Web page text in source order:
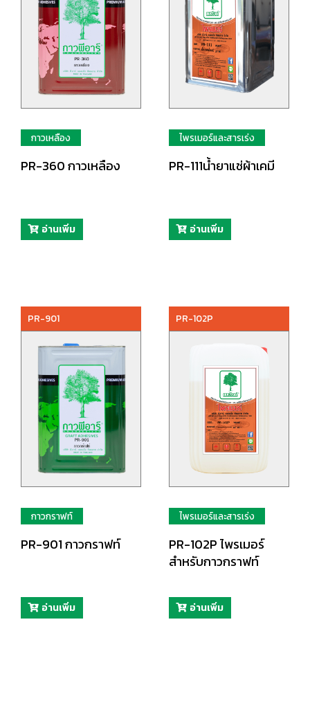
กาวเหลือง
PR-360 กาวเหลือง
อ่านเพิ่ม
ไพรเมอร์และสารเร่ง
PR-111น้ำยาแช่ผ้าเคมี
อ่านเพิ่ม
PR-901
กาวกราฟท์
PR-901 กาวกราฟท์
อ่านเพิ่ม
PR-102P
ไพรเมอร์และสารเร่ง
PR-102P ไพรเมอร์
สำหรับกาวกราฟท์
อ่านเพิ่ม